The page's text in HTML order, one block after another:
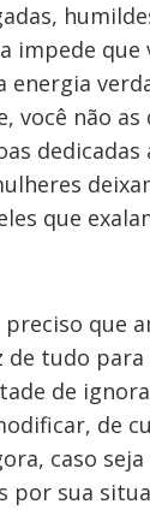
impede que
você não
que
que
de tudo
de
de
caso
sua